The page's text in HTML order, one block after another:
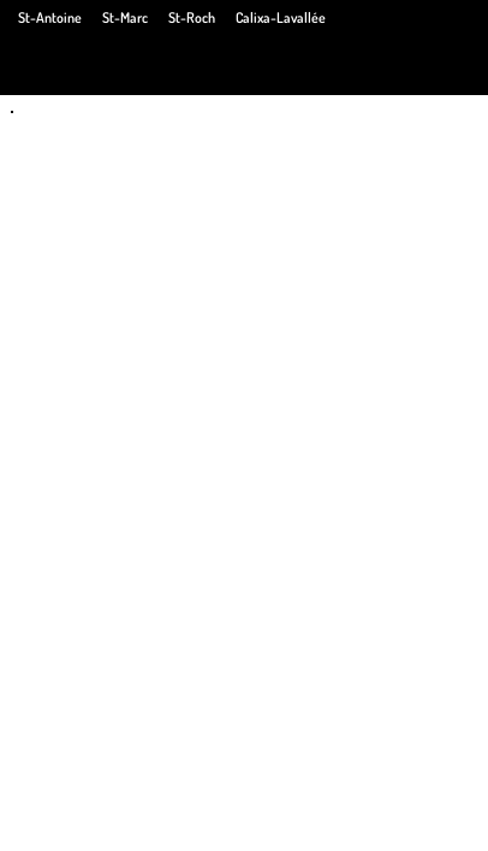
St-Antoine St-Marc St-Roch Calixa-Lavallée